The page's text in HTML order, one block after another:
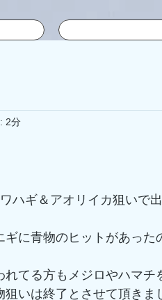
2分
ハギ＆アオリイカ狙いで
に青物のヒットがあった
てる方もメジロやハマチ
いは終了とさせて頂きま